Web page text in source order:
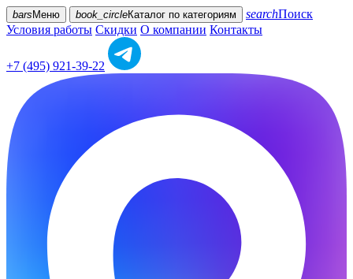
bars Меню book_circleКаталог по категориям searchПоиск
Условия работы Скидки О компании Контакты
+7 (495) 921-39-22